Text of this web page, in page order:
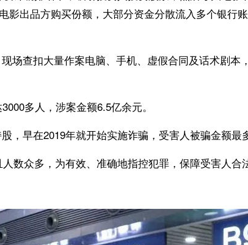
出品方购买份额，大部分资金分散流入多个银行
场查扣大量作案电脑、手机、虚假合同及话术剧本
多人，涉案金额6.5亿余元。
早在2019年就开始实施诈骗，受害人被骗金额最
数众多，为有效、准确地指控犯罪，保障受害人合